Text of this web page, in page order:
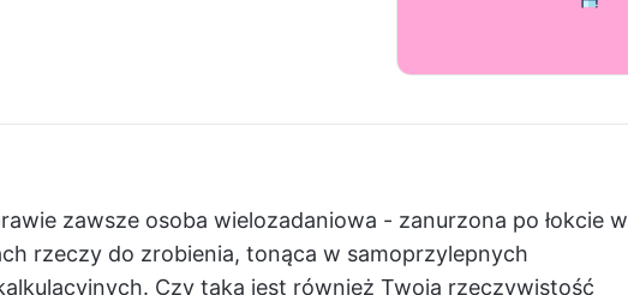
zawsze osoba wielozadaniowa - zanurzona po łokcie w
rzeczy do zrobienia, tonąca w samoprzylepnych
Czy taka jest również Twoja rzeczywistość